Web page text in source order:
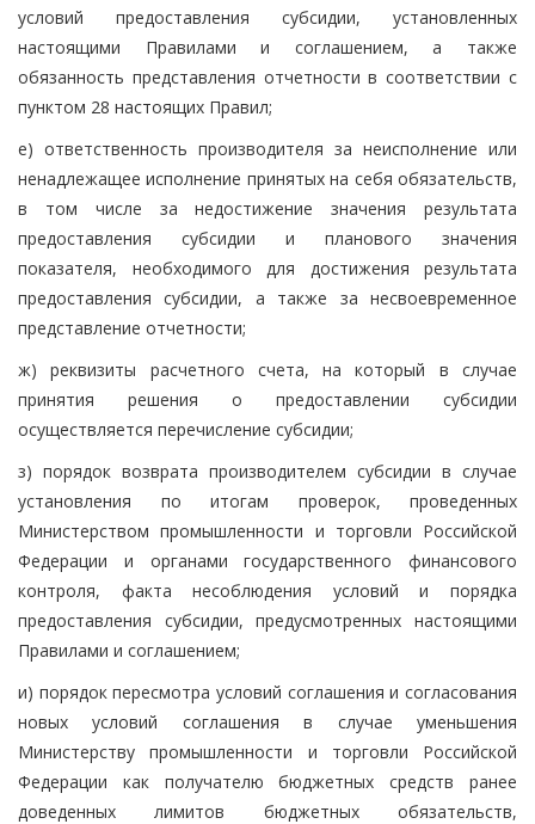
условий предоставления субсидии, установленных
настоящими Правилами и соглашением, а также
обязанность представления отчетности в соответствии с
пунктом 28 настоящих Правил;
е) ответственность производителя за неисполнение или
ненадлежащее исполнение принятых на себя обязательств,
в том числе за недостижение значения результата
предоставления субсидии и планового значения
показателя, необходимого для достижения результата
предоставления субсидии, а также за несвоевременное
представление отчетности;
ж) реквизиты расчетного счета, на который в случае
принятия решения о предоставлении субсидии
осуществляется перечисление субсидии;
з) порядок возврата производителем субсидии в случае
установления по итогам проверок, проведенных
Министерством промышленности и торговли Российской
Федерации и органами государственного финансового
контроля, факта несоблюдения условий и порядка
предоставления субсидии, предусмотренных настоящими
Правилами и соглашением;
и) порядок пересмотра условий соглашения и согласования
новых условий соглашения в случае уменьшения
Министерству промышленности и торговли Российской
Федерации как получателю бюджетных средств ранее
доведенных лимитов бюджетных обязательств,